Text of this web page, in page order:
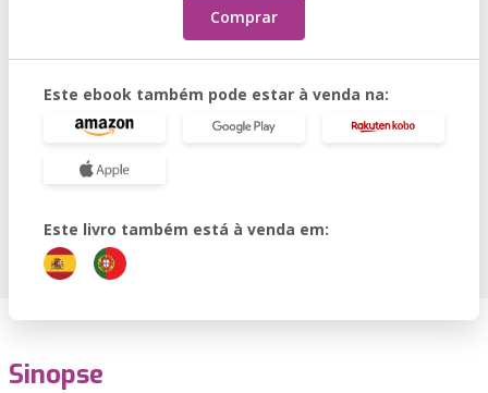
Comprar
Este ebook também pode estar à venda na:
Este livro também está à venda em:
Sinopse